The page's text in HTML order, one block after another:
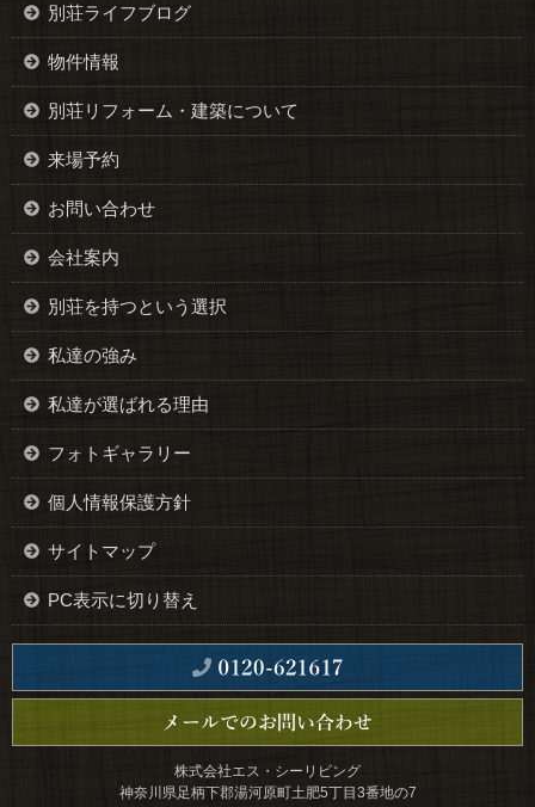
別荘ライフブログ
物件情報
別荘リフォーム・建築について
来場予約
お問い合わせ
会社案内
別荘を持つという選択
私達の強み
私達が選ばれる理由
フォトギャラリー
個人情報保護方針
サイトマップ
PC表示に切り替え
株式会社エス・シーリビング
神奈川県足柄下郡湯河原町土肥5丁目3番地の7